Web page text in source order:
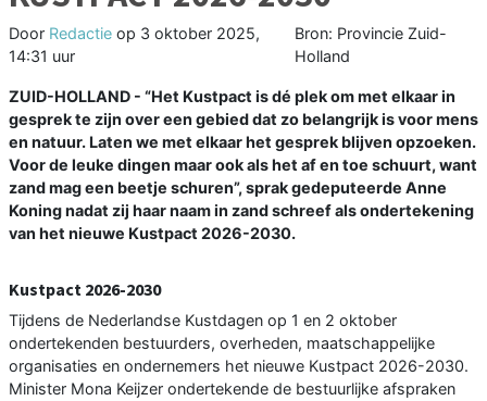
Door Redactie op 3 oktober 2025,
14:31 uur
Bron: Provincie Zuid-
Holland
ZUID-HOLLAND - “Het Kustpact is dé plek om met elkaar in
gesprek te zijn over een gebied dat zo belangrijk is voor mens
en natuur. Laten we met elkaar het gesprek blijven opzoeken.
Voor de leuke dingen maar ook als het af en toe schuurt, want
zand mag een beetje schuren”, sprak gedeputeerde Anne
Koning nadat zij haar naam in zand schreef als ondertekening
van het nieuwe Kustpact 2026-2030.
Kustpact 2026-2030
Tijdens de Nederlandse Kustdagen op 1 en 2 oktober
ondertekenden bestuurders, overheden, maatschappelijke
organisaties en ondernemers het nieuwe Kustpact 2026-2030.
Minister Mona Keijzer ondertekende de bestuurlijke afspraken